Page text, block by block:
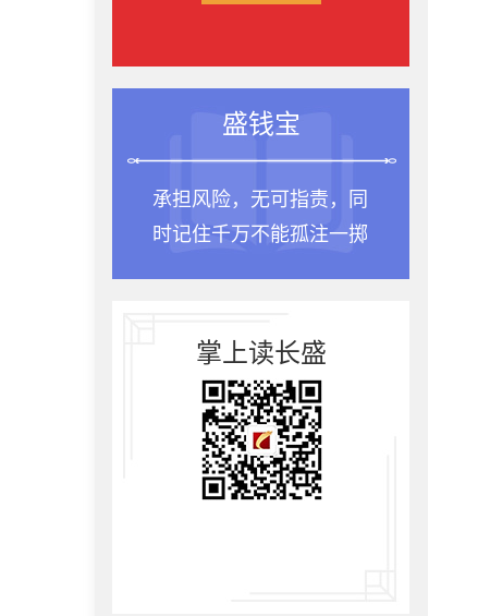
盛钱宝
承担风险，无可指责，同
时记住千万不能孤注一掷
掌上读长盛